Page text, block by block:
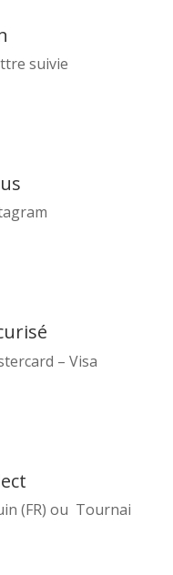
suivie
– Visa
(FR) ou Tournai